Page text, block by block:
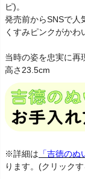
ピ)。
発売前からSNSで人
くすみピンクがかわ
当時の姿を忠実に再
高さ23.5cm
※詳細は 「吉徳の
ります。(クリック